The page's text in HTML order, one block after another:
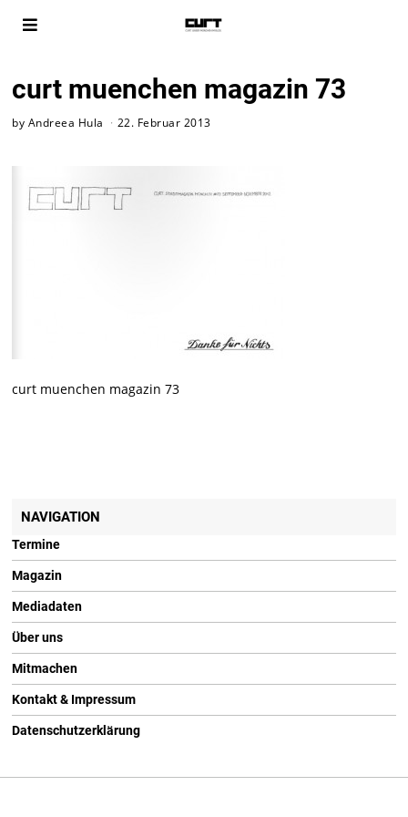
curt muenchen magazin 73
by Andreea Hula 22. Februar 2013
curt muenchen magazin 73
NAVIGATION
Termine
Magazin
Mediadaten
Über uns
Mitmachen
Kontakt & Impressum
Datenschutzerklärung